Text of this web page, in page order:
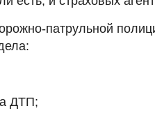
патрульной
ДТП;